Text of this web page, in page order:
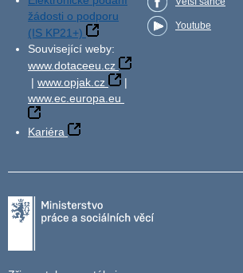
žádosti o podporu
(IS KP21+)
Související weby:
www.dotaceeu.cz
| www.opjak.cz
|
www.ec.europa.eu
Kariéra
Youtube